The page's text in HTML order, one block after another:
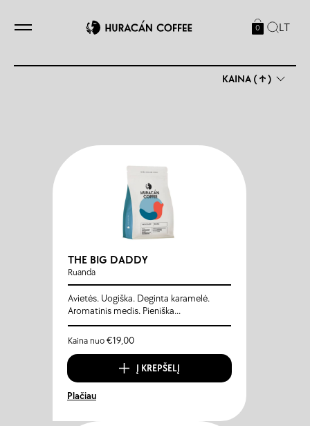
0 LT
KAINA (↑)
THE BIG DADDY
Ruanda
Avietės. Uogiška. Deginta karamelė.
Aromatinis medis. Pieniška...
Kaina nuo€19,00
Į KREPŠELĮ
Plačiau